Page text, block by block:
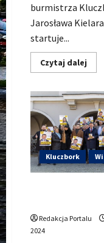
burmistrza
Jarosława
startuje...
Czytaj dalej
się
z
Kluczbork
Redakcja Portalu
2024